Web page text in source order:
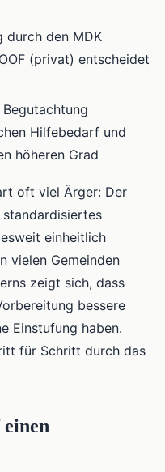
durch den MDK
(privat) entscheidet
Hilfebedarf und
höheren Grad
oft viel Ärger: Der
einheitlich
vielen Gemeinden
zeigt sich, dass
bessere
Einstufung haben.
für Schritt durch das